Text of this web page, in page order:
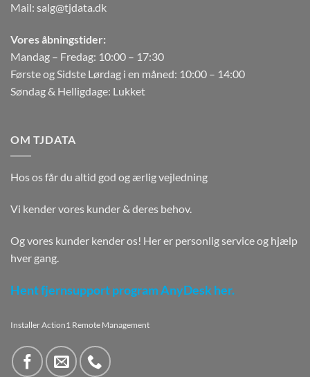
Mail: salg@tjdata.dk
Vores åbningstider:
Mandag – Fredag: 10:00 – 17:30
Første og Sidste Lørdag i en måned: 10:00 – 14:00
Søndag & Helligdage: Lukket
OM TJDATA
Hos os får du altid god og ærlig vejledning
Vi kender vores kunder & deres behov.
Og vores kunder kender os! Her er personlig service og hjælp
hver gang.
Hent fjernsupport program AnyDesk her.
Installer Action1 Remote Management